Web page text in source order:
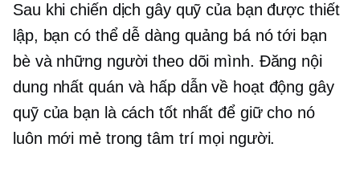
Sau khi chiến dịch gây quỹ của bạn được thiết
lập, bạn có thể dễ dàng quảng bá nó tới bạn
bè và những người theo dõi mình. Đăng nội
dung nhất quán và hấp dẫn về hoạt động gây
quỹ của bạn là cách tốt nhất để giữ cho nó
luôn mới mẻ trong tâm trí mọi người.